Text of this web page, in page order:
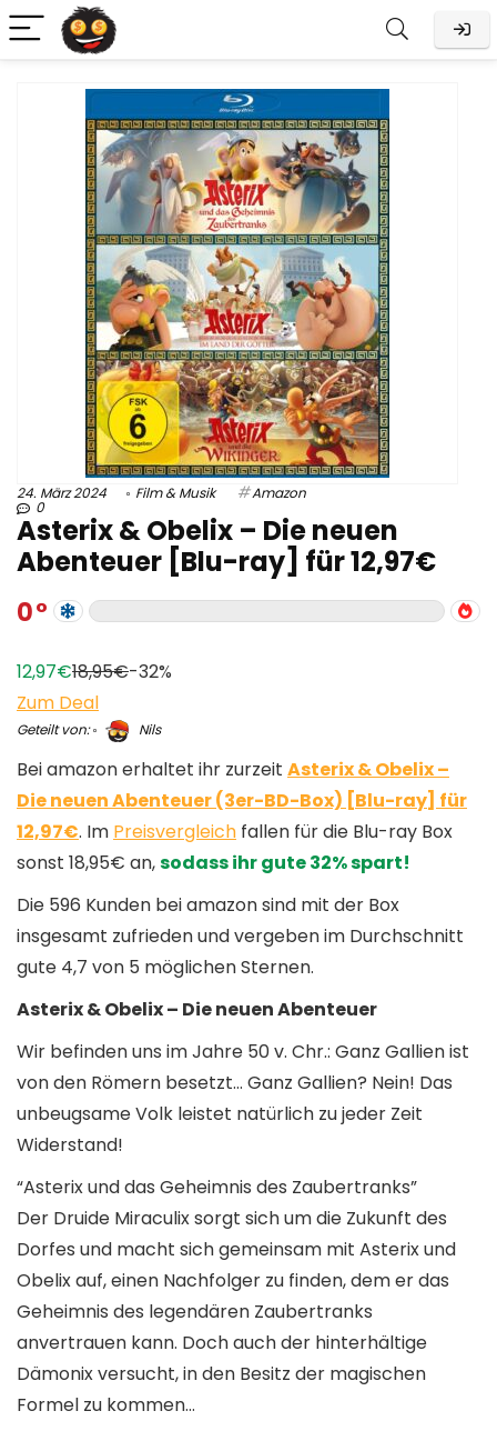
24. März 2024 Film & Musik Amazon
0
Asterix & Obelix – Die neuen
Abenteuer [Blu-ray] für 12,97€
0
12,97€18,95€-32%
Zum Deal
Geteilt von: Nils
Bei amazon erhaltet ihr zurzeit Asterix & Obelix –
Die neuen Abenteuer (3er-BD-Box) [Blu-ray] für
12,97€. Im Preisvergleich fallen für die Blu-ray Box
sonst 18,95€ an,sodass ihr gute 32% spart!
Die 596 Kunden bei amazon sind mit der Box
insgesamt zufrieden und vergeben im Durchschnitt
gute 4,7 von 5 möglichen Sternen.
Asterix & Obelix – Die neuen Abenteuer
Wir befinden uns im Jahre 50 v. Chr.: Ganz Gallien ist
von den Römern besetzt… Ganz Gallien? Nein! Das
unbeugsame Volk leistet natürlich zu jeder Zeit
Widerstand!
“Asterix und das Geheimnis des Zaubertranks”
Der Druide Miraculix sorgt sich um die Zukunft des
Dorfes und macht sich gemeinsam mit Asterix und
Obelix auf, einen Nachfolger zu finden, dem er das
Geheimnis des legendären Zaubertranks
anvertrauen kann. Doch auch der hinterhältige
Dämonix versucht, in den Besitz der magischen
Formel zu kommen…